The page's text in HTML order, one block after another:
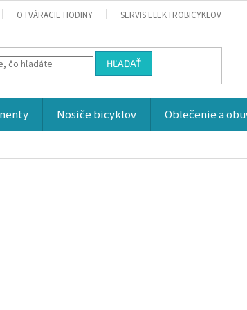
OTVÁRACIE HODINY SERVIS ELEKTROBICYKLOV
HĽADAŤ
Nosiče bicyklov Oblečenie a